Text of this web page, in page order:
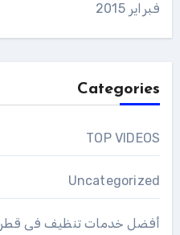
فبراير 2015
Categories
TOP VIDEOS
Uncategorized
أفضل خدمات تنظيف فى قطر